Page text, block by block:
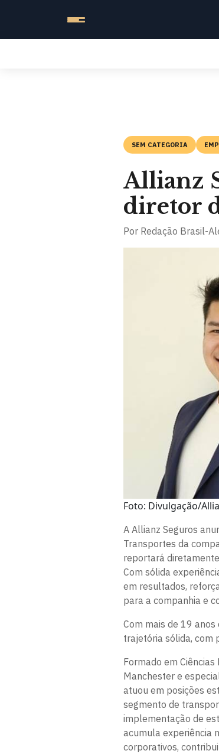
SEM CATEGORIA
Allianz
diretor
Por Redação Brasil-
Foto: Divulgação/
A Allianz Seguros
Transportes da
reportará
Com sólida
em resultados,
para a companhia e
Com mais de 19
trajetória sólida, com
Formado em
Manchester e
atuou em posições
segmento de
implementação de
acumula experiência
corporativos,